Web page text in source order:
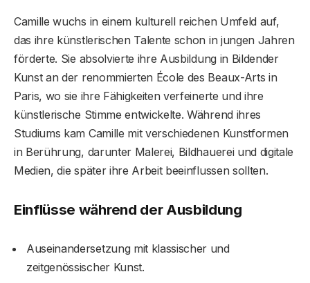
Camille wuchs in einem kulturell reichen Umfeld auf,
das ihre künstlerischen Talente schon in jungen Jahren
förderte. Sie absolvierte ihre Ausbildung in Bildender
Kunst an der renommierten École des Beaux-Arts in
Paris, wo sie ihre Fähigkeiten verfeinerte und ihre
künstlerische Stimme entwickelte. Während ihres
Studiums kam Camille mit verschiedenen Kunstformen
in Berührung, darunter Malerei, Bildhauerei und digitale
Medien, die später ihre Arbeit beeinflussen sollten.
Einflüsse während der Ausbildung
Auseinandersetzung mit klassischer und
zeitgenössischer Kunst.